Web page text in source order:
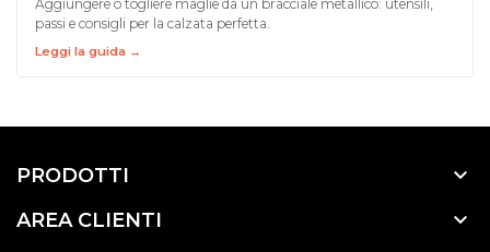
Aggiungere o togliere maglie da un bracciale metallico: utensili,
passi e consigli per la calzata perfetta.
Leggi la guida →
PRODOTTI 
AREA CLIENTI
